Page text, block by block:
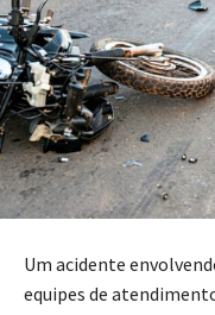
Um acidente
equipes de